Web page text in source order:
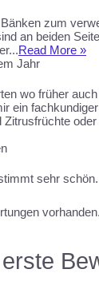
zum
an beiden
Read More »
Jahr
wo früher
ein
Zitrusfrüchte
sehr schön.
vorhanden.